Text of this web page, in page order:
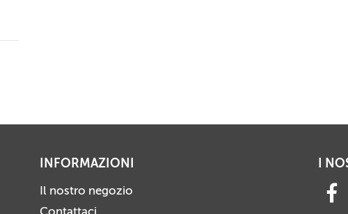
INFORMAZIONI
Il nostro negozio
Contattaci
I